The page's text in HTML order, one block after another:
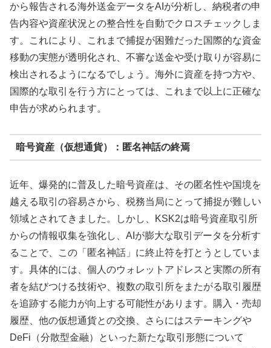
から報告される海外送金データをAIが分析し、納税者の申
告内容や資産状況との整合性を自動でクロスチェックしま
す。これにより、これまで捕捉が困難だった国際的な資金
移動の実態が透明化され、不審な送金や受け取りが容易に
検出されるようになるでしょう。海外に資産を持つ方や、
国際的な取引を行う方にとっては、これまで以上に正確な
申告が求められます。
暗号資産（仮想通貨）：匿名神話の終焉
近年、爆発的に普及した暗号資産は、その匿名性や国境を
越える取引の容易さから、税務当局にとって捕捉が難しい
領域とされてきました。しかし、KSK2は暗号資産取引所
からの情報収集を強化し、AIが膨大な取引データを分析す
ることで、この「匿名神話」に終止符を打とうとしていま
す。具体的には、個人のウォレットアドレスと実際の所有
者を結びつける技術や、複数の取引所をまたがる取引履歴
を追跡する能力が向上する可能性があります。購入・売却
履歴、他の仮想通貨との交換、さらにはステーキングや
DeFi（分散型金融）といった新たな取引形態について